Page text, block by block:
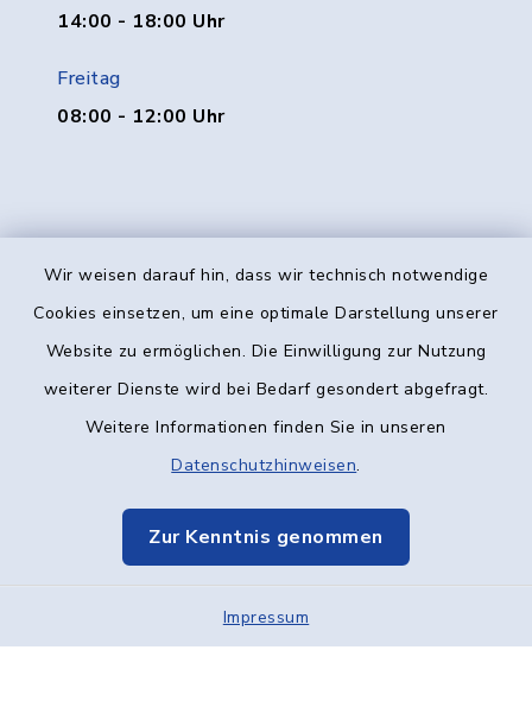
Wir weisen darauf hin, dass wir technisch notwendige
Cookies einsetzen, um eine optimale Darstellung unserer
Website zu ermöglichen. Die Einwilligung zur Nutzung
weiterer Dienste wird bei Bedarf gesondert abgefragt.
Weitere Informationen finden Sie in unseren
Datenschutzhinweisen.
Zur Kenntnis genommen
Impressum
14:00 - 18:00 Uhr
Freitag
08:00 - 12:00 Uhr
Kontakt
Datenschutz
Elektronische Kommunikation
Sitemap